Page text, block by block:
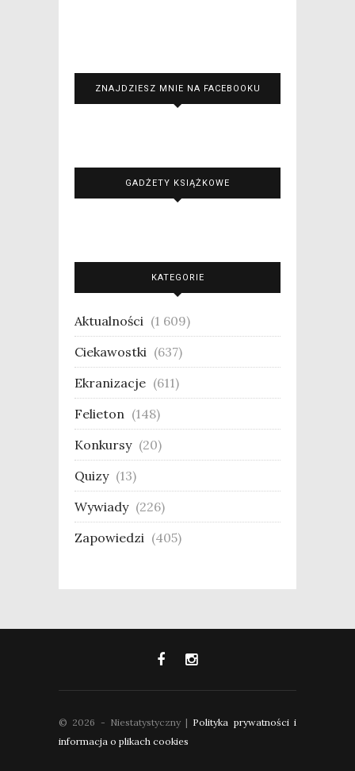
ZNAJDZIESZ MNIE NA FACEBOOKU
GADŻETY KSIĄŻKOWE
KATEGORIE
Aktualności (1 609)
Ciekawostki (637)
Ekranizacje (611)
Felieton (148)
Konkursy (20)
Quizy (13)
Wywiady (226)
Zapowiedzi (405)
© 2026 - Niestatystyczny | Polityka prywatności i
informacja o plikach cookies